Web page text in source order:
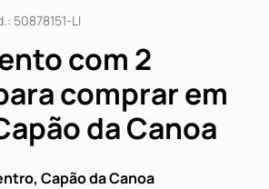
50878151-LI
com 2
comprar em
da Canoa
Capão da Canoa